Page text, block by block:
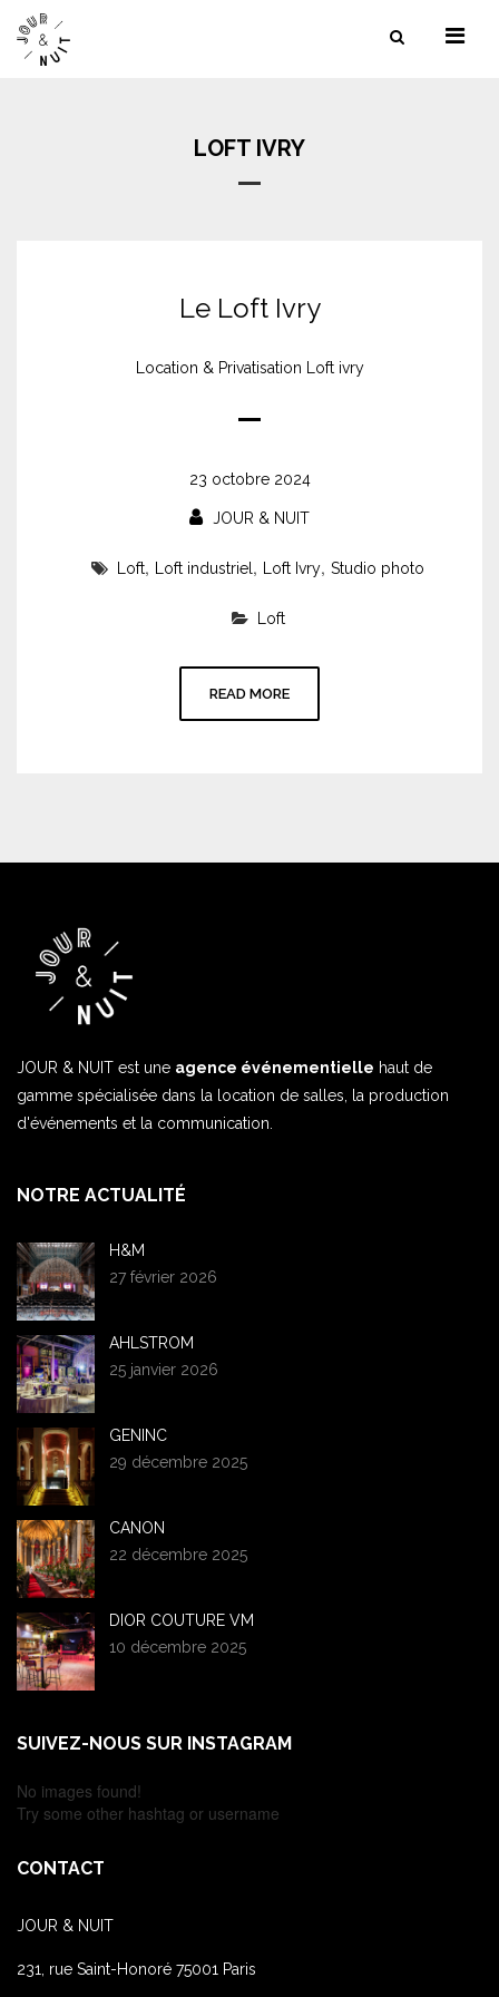
LOFT IVRY
Le Loft Ivry
Location & Privatisation Loft ivry
23 octobre 2024
JOUR & NUIT
Loft, Loft industriel , Loft Ivry, Studio photo
Loft
READ MORE
JOUR & NUIT est une agence événementielle haut de
gamme spécialisée dans la location de salles, la production
d'événements et la communication.
NOTRE ACTUALITÉ
H&M
27 février 2026
AHLSTROM
25 janvier 2026
GENINC
29 décembre 2025
CANON
22 décembre 2025
DIOR COUTURE VM
10 décembre 2025
SUIVEZ-NOUS SUR INSTAGRAM
No images found!
Try some other hashtag or username
CONTACT
JOUR & NUIT
231, rue Saint-Honoré 75001 Paris